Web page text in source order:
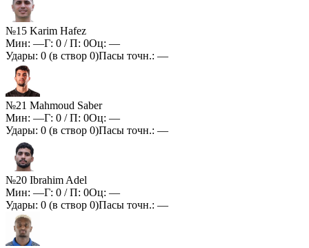
№15 Karim Hafez
Мин: —Г: 0 / П: 0Оц: —
Удары: 0 (в створ 0)Пасы точн.: —
№21 Mahmoud Saber
Мин: —Г: 0 / П: 0Оц: —
Удары: 0 (в створ 0)Пасы точн.: —
№20 Ibrahim Adel
Мин: —Г: 0 / П: 0Оц: —
Удары: 0 (в створ 0)Пасы точн.: —